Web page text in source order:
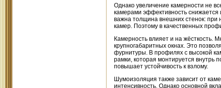
Однако увеличение камерности не
камерами эффективность
важна толщина внешних стенок: при
камер. Поэтому в качественных
Камерность влияет и на жёсткость.
крупногабаритных окнах. Это
фурнитуры. В профилях с высокой
рамки, которая монтируется внутрь
повышает устойчивость к взлому.
Шумоизоляция также зависит от
интенсивность. Однако основной